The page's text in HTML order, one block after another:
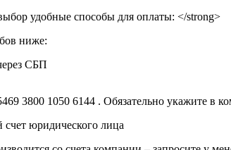
удобные способы для оплаты: </strong>
ниже:
СБП
3800 1050 6144 . Обязательно укажите в
юридического лица